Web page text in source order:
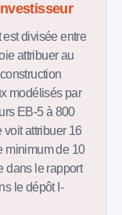
est divisée entre
attribuer au
modélisés par
EB-5 à 800
attribuer 16
minimum de 10
dans le rapport
le dépôt I-